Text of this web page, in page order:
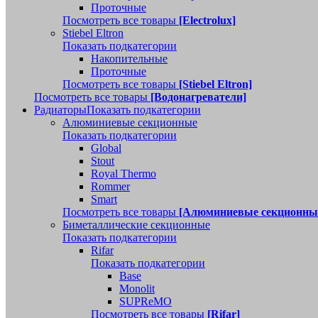
Проточные
Посмотреть все товары [Electrolux]
Stiebel Eltron
Показать подкатегории
Накопительные
Проточные
Посмотреть все товары [Stiebel Eltron]
Посмотреть все товары [Водонагреватели]
РадиаторыПоказать подкатегории
Алюминиевые секционные
Показать подкатегории
Global
Stout
Royal Thermo
Rommer
Smart
Посмотреть все товары [Алюминиевые
Биметаллические секционные
Показать подкатегории
Rifar
Показать подкатегории
Base
Monolit
SUPReMO
Посмотреть все товары [Rifar]